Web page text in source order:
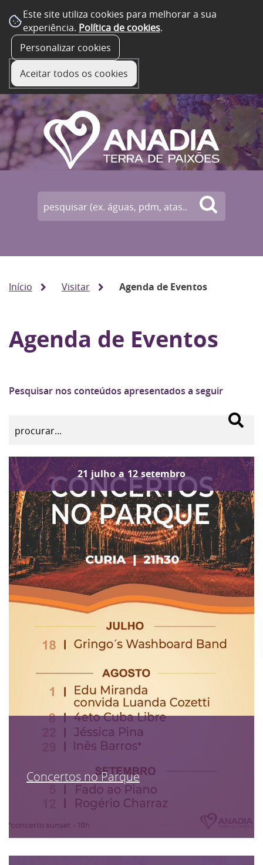
Este site utiliza cookies para melhorar a sua
experiência. Política de cookies.
Personalizar cookies
Aceitar todos os cookies
Início Visitar Agenda de Eventos
Agenda de Eventos
Pesquisar nos conteúdos apresentados a seguir
21 julho a 12 setembro
Concertos no Parque